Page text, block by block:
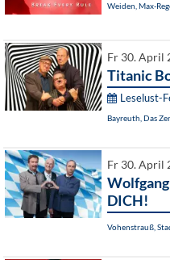
Weiden, Max-
Fr 30. April
Titanic
Leselust-
Bayreuth, Das
Fr 30. April
DICH!
Vohenstrauß,